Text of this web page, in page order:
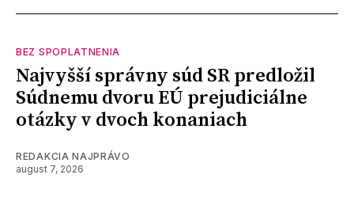
BEZ SPOPLATNENIA
Najvyšší správny súd SR predložil
Súdnemu dvoru EÚ prejudiciálne
otázky v dvoch konaniach
REDAKCIA NAJPRÁVO
august 7, 2026